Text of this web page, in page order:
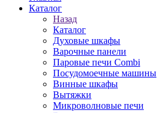
Каталог
Назад
Каталог
Духовые шкафы
Варочные панели
Паровые печи Combi
Посудомоечные машины
Винные шкафы
Вытяжки
Микроволновые печи